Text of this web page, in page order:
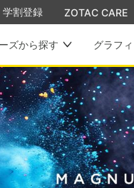
学割登録 ZOTAC CARE
ズから探す グラフ